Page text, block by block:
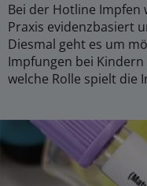
Bei der Hotline Impfen
Praxis evidenzbasiert
Diesmal geht es um
Impfungen bei Kindern
welche Rolle spielt die